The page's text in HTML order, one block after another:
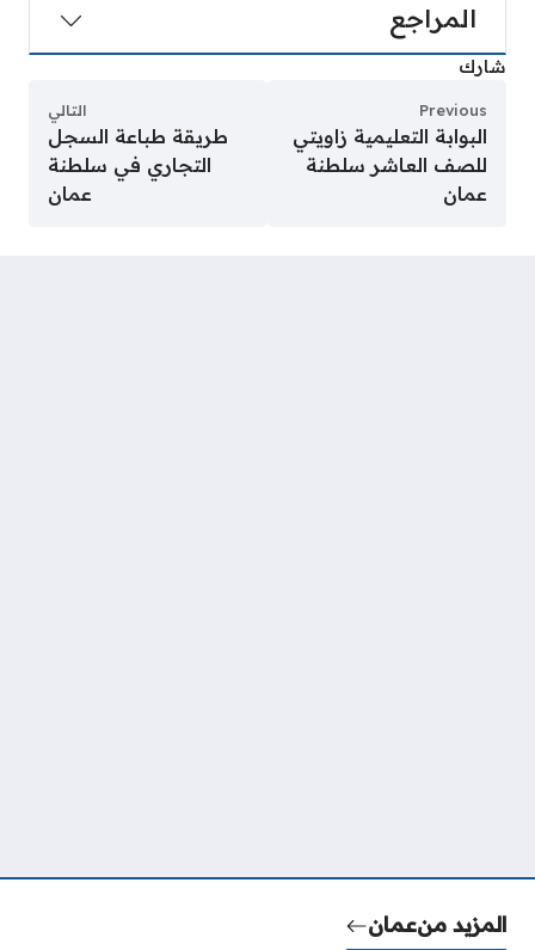
المراجع
شارك
Previous
البوابة التعليمية زاويتي
للصف العاشر سلطنة
عمان
التالي
طريقة طباعة السجل
التجاري في سلطنة
عمان
المزيد منعمان